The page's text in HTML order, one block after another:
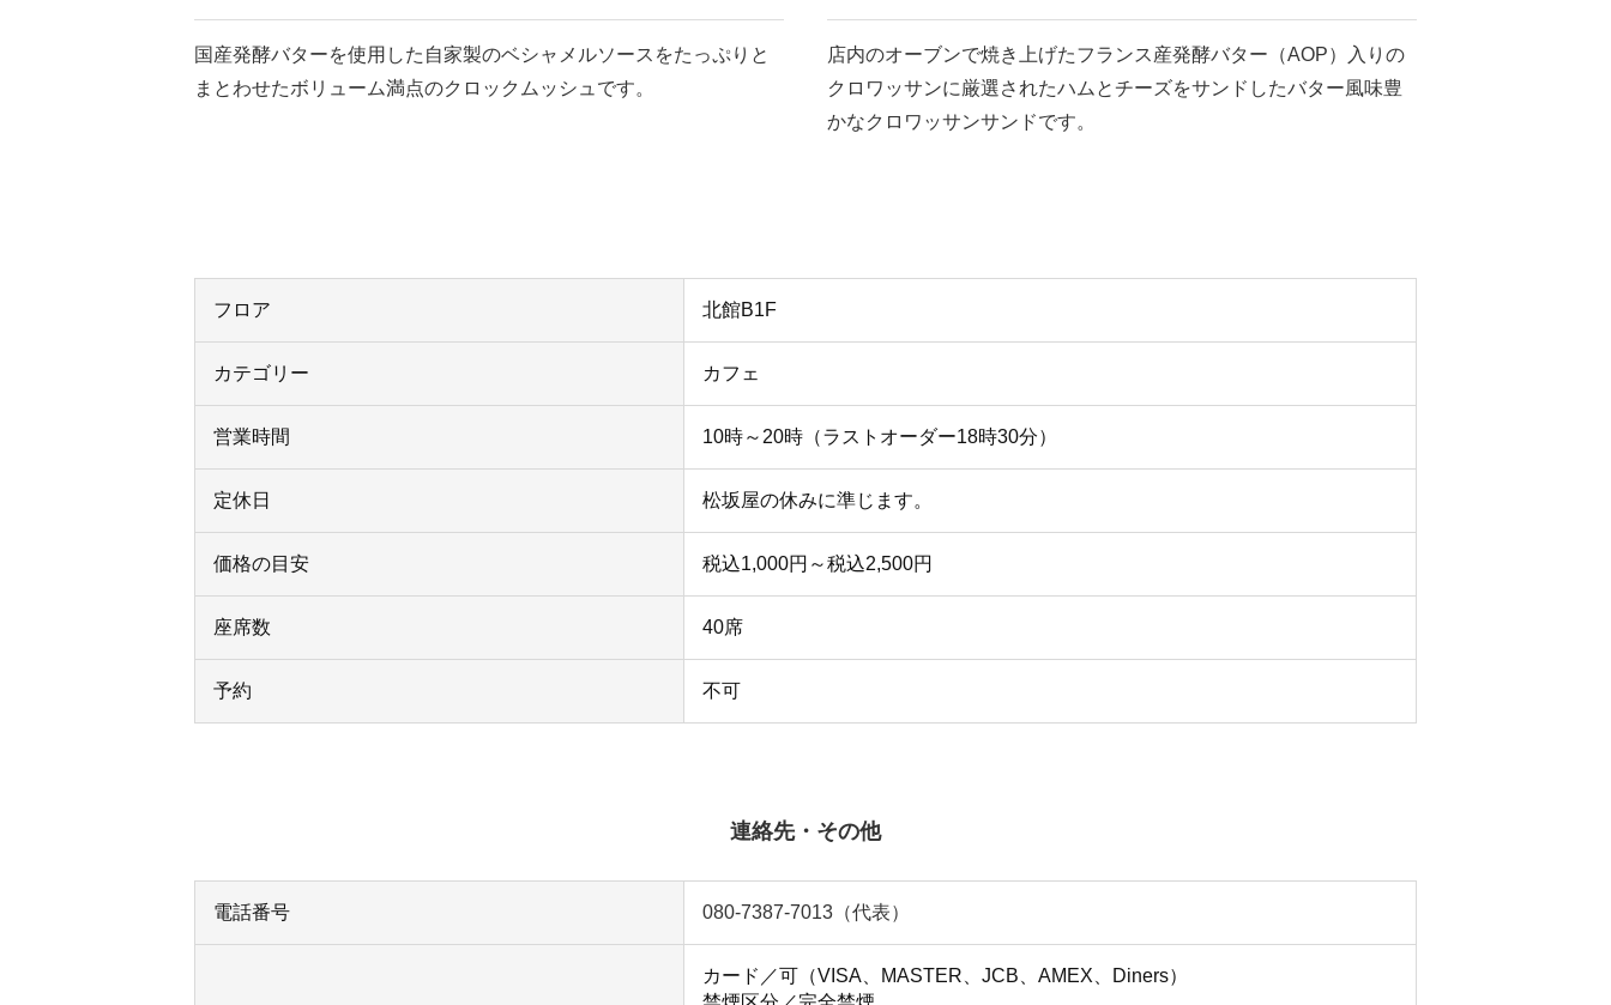
国産発酵バターを使用した自家製のベシャメルソースをたっぷりと
まとわせたボリューム満点のクロックムッシュです。
店内のオーブンで焼き上げたフランス産発酵バター（AOP）入りの
クロワッサンに厳選されたハムとチーズをサンドしたバター風味豊
かなクロワッサンサンドです。
フロア 北館B1F
カテゴリー カフェ
営業時間 10時～20時（ラストオーダー18時30分）
定休日 松坂屋の休みに準じます。
価格の目安 税込1,000円～税込2,500円
座席数 40席
予約 不可
連絡先・その他
電話番号 080-7387-7013（代表）
カード／可（VISA、MASTER、JCB、AMEX、Diners）